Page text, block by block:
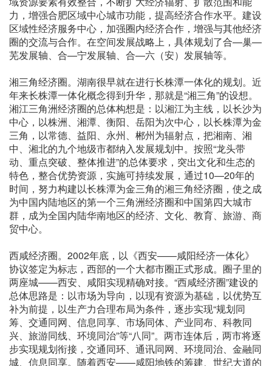
力，增强合肥区域中心城市功能，提高经济合作水平。建设
区域性经济服务中心，加强圈内经济合作，增强与其他经济
圈的交流与合作。在空间发展战略上，具体规划了合—巢—
芜发展轴、合—宁发展轴、合—六（安）发展轴等。
湘三角经济圈。湖南很早就在进行长株潭一体化的规划。近
年来长株潭一体化概念得到升华，那就是“湘三角”的设想。
湘江三角洲经济圈的总体构想是：以湘江为主线，以长沙为
中心，以株洲、湘潭、衡阳、岳阳为次中心，以长株潭为金
三角，以常德、益阳、永州、郴州为辐射点，把湘南、湘
中、湘北的九个地级市都纳入发展规划中。按照“龙头带
动、重点突破、整体推进”的总体要求，突出文化和生态的
特色，整合优势资源，实施可持续发展，通过10—20年的
时间，努力构建以长株潭为金三角的湘三角经济圈，使之成
为中国内陆地区的第一个三角洲经济圈和中国第四大城市
群，成为全国内陆华南地区的经济、文化、教育、旅游、商
贸中心。
西咸经济圈。2002年底，以《西安——咸阳经济一体化》
协议签定为标志，西部的一个大都市圈正式形成。圈子里的
两座城——西安、咸阳实现精确对接。“西咸经济圈”建设的
总体思路是：以市场为导向，以现有资源为基础，以优势互
补为前提，以生产力合理布局为条件，逐步实现“规划同
筹、交通同网、信息同享、市场同体、产业同布、科教同
兴、旅游同线、环境同治”等“八同”。两市连体后，两市将逐
步实现规划衔接，交通同环、通讯同网、环境同治、金融同
城、信息同享。随着西安——咸阳地铁的筹建、世纪大道的